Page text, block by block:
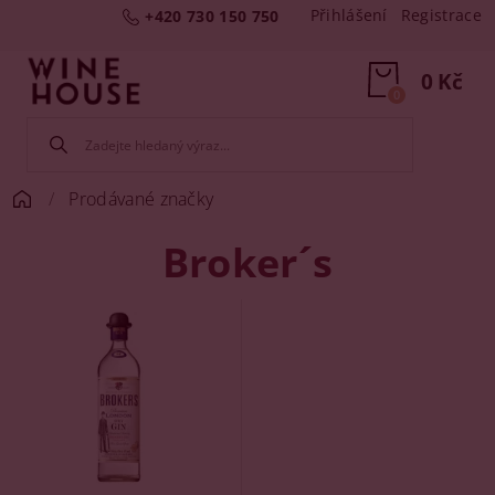
+420 730 150 750 Přihlášení Registrace
0 Kč
0
Prodávané značky
Broker´s